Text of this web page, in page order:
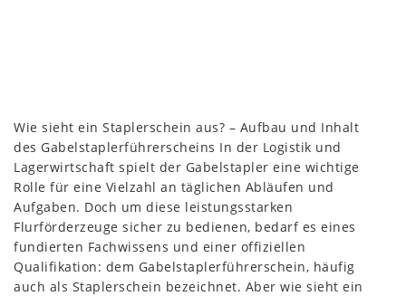
Wie sieht ein Staplerschein aus? – Aufbau und Inhalt
des Gabelstaplerführerscheins In der Logistik und
Lagerwirtschaft spielt der Gabelstapler eine wichtige
Rolle für eine Vielzahl an täglichen Abläufen und
Aufgaben. Doch um diese leistungsstarken
Flurförderzeuge sicher zu bedienen, bedarf es eines
fundierten Fachwissens und einer offiziellen
Qualifikation: dem Gabelstaplerführerschein, häufig
auch als Staplerschein bezeichnet. Aber wie sieht ein